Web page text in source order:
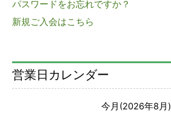
パスワードをお忘れですか？
新規ご入会はこちら
営業日カレンダー
今月(2026年8月)